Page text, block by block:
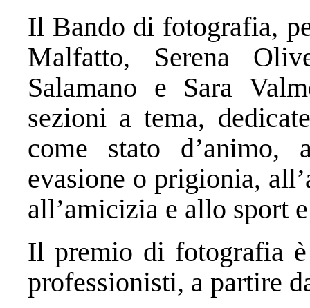
Il Bando di fotografia,
Malfatto, Serena
Salamano e Sara
sezioni a tema,
come stato d’animo,
evasione o prigionia,
all’amicizia e allo sport
Il premio di fotografia
professionisti, a partire